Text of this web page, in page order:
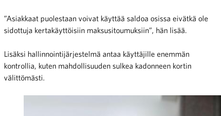
”Asiakkaat puolestaan voivat käyttää saldoa osissa eivätkä ole
sidottuja kertakäyttöisiin maksusitoumuksiin”, hän lisää.
Lisäksi hallinnointijärjestelmä antaa käyttäjille enemmän
kontrollia, kuten mahdollisuuden sulkea kadonneen kortin
välittömästi.